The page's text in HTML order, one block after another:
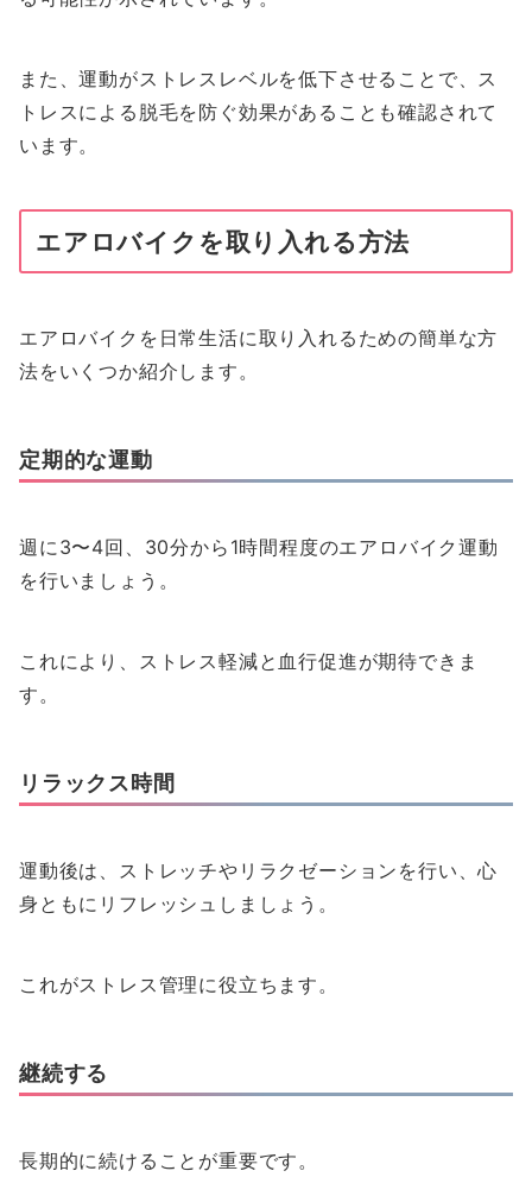
また、運動がストレスレベルを低下させることで、ス
トレスによる脱毛を防ぐ効果があることも確認されて
います。
エアロバイクを取り入れる方法
エアロバイクを日常生活に取り入れるための簡単な方
法をいくつか紹介します。
定期的な運動
週に3〜4回、30分から1時間程度のエアロバイク運動
を行いましょう。
これにより、ストレス軽減と血行促進が期待できま
す。
リラックス時間
運動後は、ストレッチやリラクゼーションを行い、心
身ともにリフレッシュしましょう。
これがストレス管理に役立ちます。
継続する
長期的に続けることが重要です。